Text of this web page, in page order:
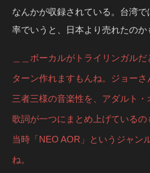
なんかが収録されている。台湾
率でいうと、日本より売れたのか
＿＿ボーカルがトライリンガル
ターン作れますもんね。ジョーさ
三者三様の音楽性を、アダルト
歌詞が一つにまとめ上げているの
当時「NEO AOR」というジャン
ね。